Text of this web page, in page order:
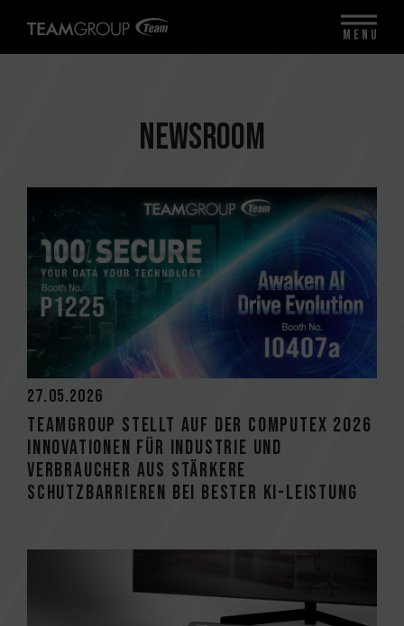
NEWSROOM
27.05.2026
TEAMGROUP stellt auf der COMPUTEX 2026
Innovationen für Industrie und
Verbraucher aus Stärkere
Schutzbarrieren bei bester KI-Leistung
MENU